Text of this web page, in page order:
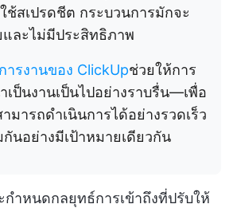
สเปรดชีต กระบวนการมักจะ
และไม่มีประสิทธิภาพ
รงานของ ClickUpช่วยให้การ
ป็นงานเป็นไปอย่างราบรื่น—เพื่อ
ารถดำเนินการได้อย่างรวดเร็ว
นอย่างมีเป้าหมายเดียวกัน
กำหนดกลยุทธ์การเข้าถึงที่ปรับให้